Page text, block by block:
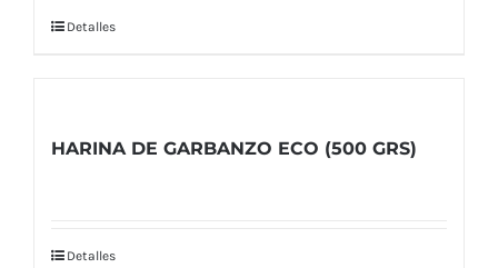
Detalles
HARINA DE GARBANZO ECO (500 GRS)
Detalles